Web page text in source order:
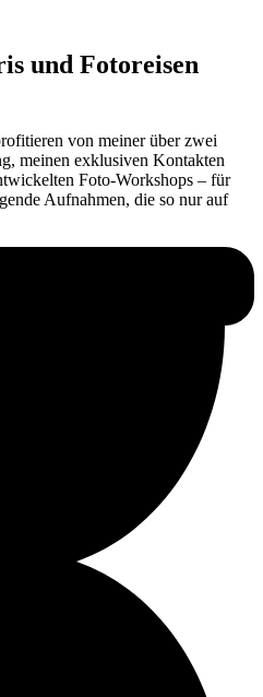
und Fotoreisen
von meiner über zwei
meinen exklusiven Kontakten
Foto-Workshops – für
Aufnahmen, die so nur auf